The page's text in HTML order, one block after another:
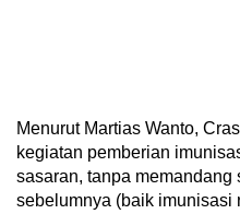
Menurut Martias Wanto,
kegiatan pemberian
sasaran, tanpa
sebelumnya (baik imunisasi